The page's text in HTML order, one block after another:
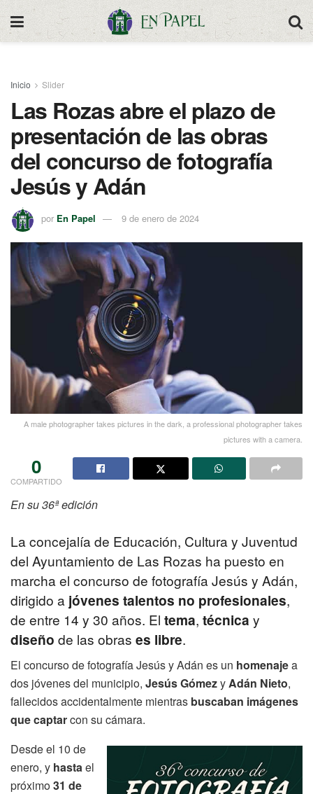
Inicio Slider
Las Rozas abre el plazo de
presentación de las obras
del concurso de fotografía
Jesús y Adán
por En Papel 9 de enero de 2024
A male photographer takes pictures in the dark, a professional photographer takes
pictures with a camera.
0
COMPARTIDO
En su 36ª edición
La concejalía de Educación, Cultura y Juventud
del Ayuntamiento de Las Rozas ha puesto en
marcha el concurso de fotografía Jesús y Adán,
dirigido a jóvenes talentos no profesionales,
de entre 14 y 30 años. El tema, técnica y
diseño de las obras es libre.
El concurso de fotografía Jesús y Adán es un homenajea
dos jóvenes del municipio, Jesús GómezyAdán Nieto,
fallecidos accidentalmente mientras buscaban imágenes
que captarcon su cámara.
Desde el 10 de
enero, y hastael
próximo31 de